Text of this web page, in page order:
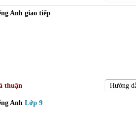
Anh giao tiếp
thuận Hướng
Anh Lớp 9